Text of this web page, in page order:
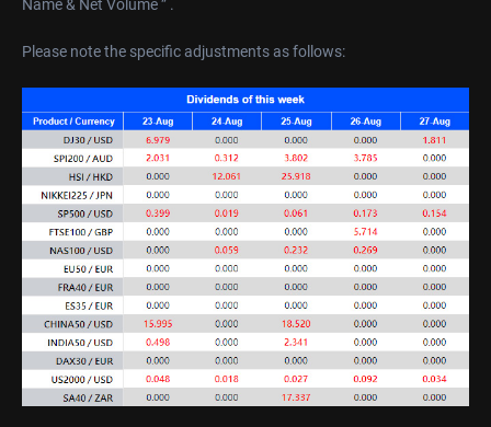
Name & Net Volume ” .
Please note the specific adjustments as follows: